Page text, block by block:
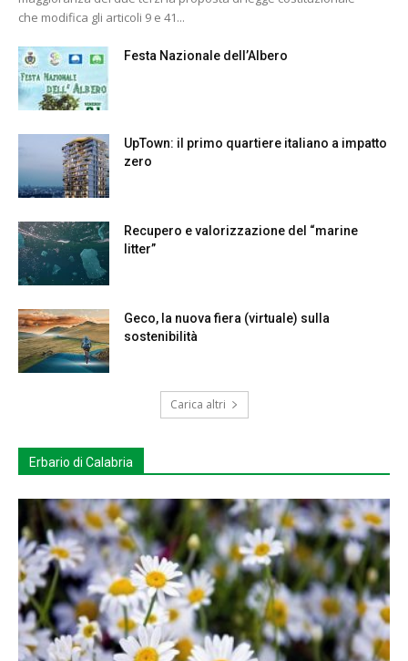
che modifica gli articoli 9 e 41...
Festa Nazionale dell’Albero
UpTown: il primo quartiere italiano a impatto
zero
Recupero e valorizzazione del “marine
litter”
Geco, la nuova fiera (virtuale) sulla
sostenibilità
Carica altri
Erbario di Calabria